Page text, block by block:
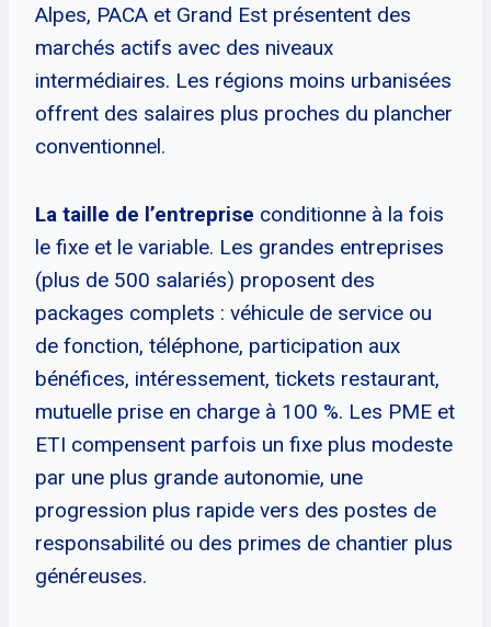
Alpes, PACA et Grand Est présentent des
marchés actifs avec des niveaux
intermédiaires. Les régions moins urbanisées
offrent des salaires plus proches du plancher
conventionnel.
La taille de l’entreprise conditionne à la fois
le fixe et le variable. Les grandes entreprises
(plus de 500 salariés) proposent des
packages complets : véhicule de service ou
de fonction, téléphone, participation aux
bénéfices, intéressement, tickets restaurant,
mutuelle prise en charge à 100 %. Les PME et
ETI compensent parfois un fixe plus modeste
par une plus grande autonomie, une
progression plus rapide vers des postes de
responsabilité ou des primes de chantier plus
généreuses.